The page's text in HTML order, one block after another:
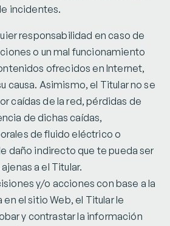
incidentes.
responsabilidad en caso de
o un mal funcionamiento
ofrecidos en Internet,
causa. Asimismo, el Titular no se
caídas de la red, pérdidas de
de dichas caídas,
de fluido eléctrico o
daño indirecto que te pueda ser
a el Titular.
y/o acciones con base a la
el sitio Web, el Titular le
y contrastar la información